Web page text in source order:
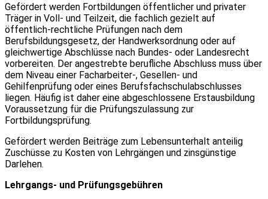
Gefördert werden Fortbildungen öffentlicher und privater
Träger in Voll- und Teilzeit, die fachlich gezielt auf
öffentlich-rechtliche Prüfungen nach dem
Berufsbildungsgesetz, der Handwerksordnung oder auf
gleichwertige Abschlüsse nach Bundes- oder Landesrecht
vorbereiten. Der angestrebte berufliche Abschluss muss über
dem Niveau einer Facharbeiter-, Gesellen- und
Gehilfenprüfung oder eines Berufsfachschulabschlusses
liegen. Häufig ist daher eine abgeschlossene Erstausbildung
Voraussetzung für die Prüfungszulassung zur
Fortbildungsprüfung.
Gefördert werden Beiträge zum Lebensunterhalt anteilig
Zuschüsse zu Kosten von Lehrgängen und zinsgünstige
Darlehen.
Lehrgangs- und Prüfungsgebühren